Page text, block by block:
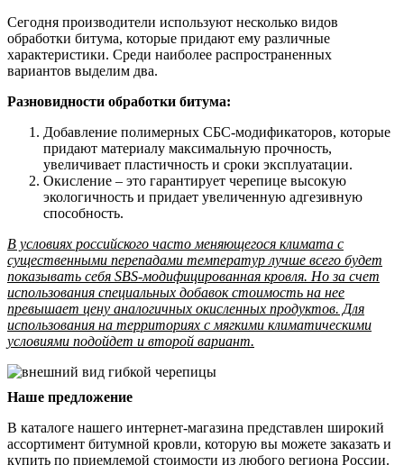
Сегодня производители используют несколько видов
обработки битума, которые придают ему различные
характеристики. Среди наиболее распространенных
вариантов выделим два.
Разновидности обработки битума:
Добавление полимерных СБС-модификаторов, которые
придают материалу максимальную прочность,
увеличивает пластичность и сроки эксплуатации.
Окисление – это гарантирует черепице высокую
экологичность и придает увеличенную адгезивную
способность.
В условиях российского часто меняющегося климата с
существенными перепадами температур лучше всего будет
показывать себя SBS-модифицированная кровля. Но за счет
использования специальных добавок стоимость на нее
превышает цену аналогичных окисленных продуктов. Для
использования на территориях с мягкими климатическими
условиями подойдет и второй вариант.
Наше предложение
В каталоге нашего интернет-магазина представлен широкий
ассортимент битумной кровли, которую вы можете заказать и
купить по приемлемой стоимости из любого региона России.